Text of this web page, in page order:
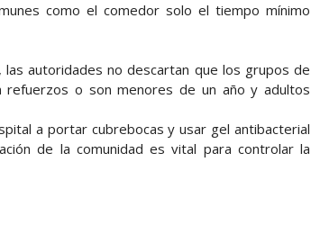
como el comedor solo el tiempo mínimo
autoridades no descartan que los grupos de
refuerzos o son menores de un año y adultos
a portar cubrebocas y usar gel antibacterial
de la comunidad es vital para controlar la